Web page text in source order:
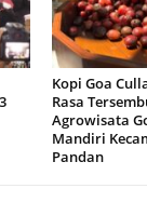
Kopi Goa
Rasa
Agrowisata
Mandiri
Pandan